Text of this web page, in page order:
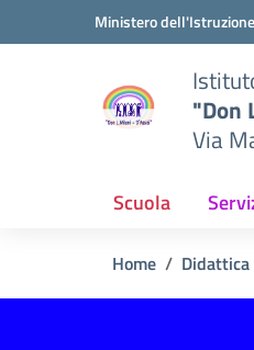
Vai ai contenuti
Vai al menu di navigazione
Ministero
"Don
Via
Scuola
Home Didattica